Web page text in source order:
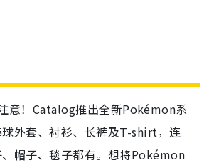
意！Catalog推出全新Pokémon系
外套、衬衫、长裤及T-shirt，连
帽子、毯子都有。想将Pokémon